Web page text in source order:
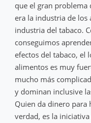
que el gran problema
era la industria de los
industria del tabaco.
conseguimos
efectos del tabaco, el
alimentos es muy
mucho más
y dominan inclusive
Quien da dinero para
verdad, es la